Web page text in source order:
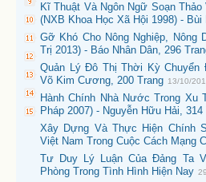
Kĩ Thuật Và Ngôn Ngữ Soạn
(NXB Khoa Học Xã Hội 1998) - Bùi
Gỡ Khó Cho Nông Nghiệp, Nông
Trị 2013) - Báo Nhân Dân, 296
Quản Lý Đô Thị Thời Kỳ Chuyển
Võ Kim Cương, 200 Trang 13/10/
Hành Chính Nhà Nước Trong Xu
Pháp 2007) - Nguyễn Hữu Hải, 314
Xây Dựng Và Thực Hiện Chính
Việt Nam Trong Cuộc Cách Mạng
Tư Duy Lý Luận Của Đảng Ta
Phòng Trong Tình Hình Hiện Nay